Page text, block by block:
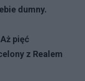
dumny.
pięć
z Realem